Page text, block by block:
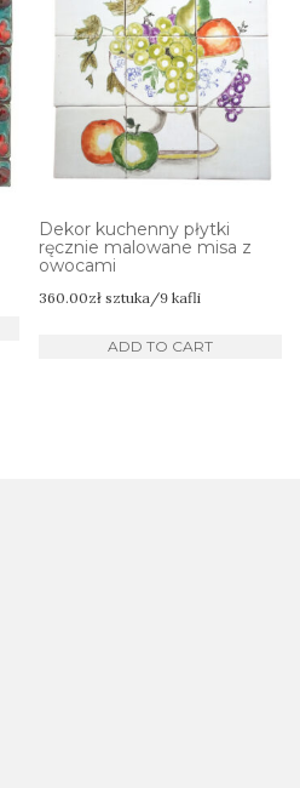
Dekor kuchenny płytki
ręcznie malowane misa z
owocami
360.00zł sztuka/9 kafli
ADD TO CART